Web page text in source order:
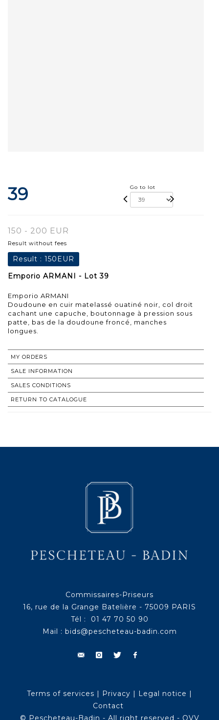
39 Go to lot
150 - 200 EUR
Result without fees
Result : 150EUR
Emporio ARMANI - Lot 39
Emporio ARMANI
Doudoune en cuir matelassé ouatiné noir, col droit
cachant une capuche, boutonnage à pression sous
patte, bas de la doudoune froncé, manches
longues.
MY ORDERS
SALE INFORMATION
SALES CONDITIONS
RETURN TO CATALOGUE
Commissaires-Priseurs
16, rue de la Grange Batelière - 75009 PARIS
Tél : 01 47 70 50 90
Mail : bids@pescheteau-badin.com
Terms of services | Privacy | Legal notice |
Contact
© Pescheteau-Badin - All right reserved - OVV